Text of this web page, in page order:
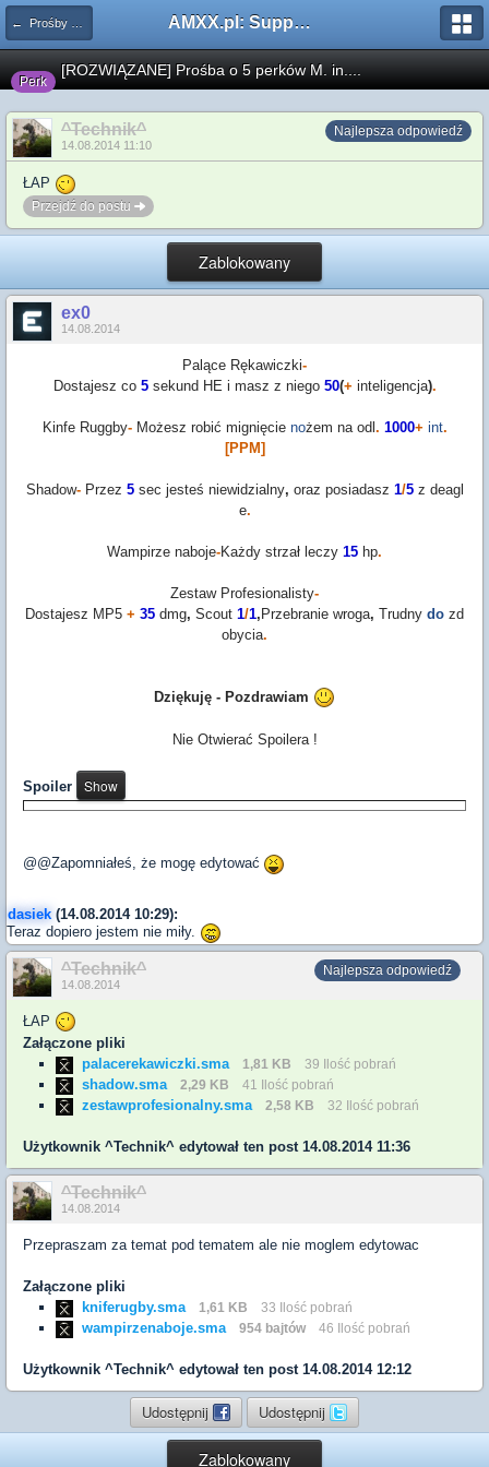
← Prośby o Klasę/Perk AMXX.pl: Support AMX Mod X i SourceMod
Perk
[ROZWIĄZANE] Prośba o 5 perków M. in....
Najlepsza odpowiedź
^Technik^
14.08.2014 11:10
ŁAP
Przejdź do postu
Zablokowany
ex0
14.08.2014
Palące Rękawiczki-
Dostajesz co 5 sekund HE i masz z niego 50(+ inteligencja).
Kinfe Ruggby- Możesz robić mignięcie nożem na odl. 1000+ int.
[PPM]
Shadow- Przez 5 sec jesteś niewidzialny, oraz posiadasz 1/5 z deagl
e.
Wampirze naboje-Każdy strzał leczy 15 hp.
Zestaw Profesionalisty-
Dostajesz MP5 + 35 dmg, Scout 1/1,Przebranie wroga, Trudny do zd
obycia.
Dziękuję - Pozdrawiam
Nie Otwierać Spoilera !
Spoiler
@@Zapomniałeś, że mogę edytować
dasiek (14.08.2014 10:29):
Teraz dopiero jestem nie miły.
Najlepsza odpowiedź
^Technik^
14.08.2014
ŁAP
Załączone pliki
palacerekawiczki.sma
1,81 KB 39 Ilość pobrań
shadow.sma 2,29 KB 41 Ilość pobrań
zestawprofesionalny.sma 2,58 KB 32 Ilość pobrań
Użytkownik ^Technik^ edytował ten post 14.08.2014 11:36
^Technik^
14.08.2014
Przepraszam za temat pod tematem ale nie moglem edytowac
Załączone pliki
kniferugby.sma
1,61 KB 33 Ilość pobrań
wampirzenaboje.sma 954 bajtów 46 Ilość pobrań
Użytkownik ^Technik^ edytował ten post 14.08.2014 12:12
Udostępnij Udostępnij
Zablokowany